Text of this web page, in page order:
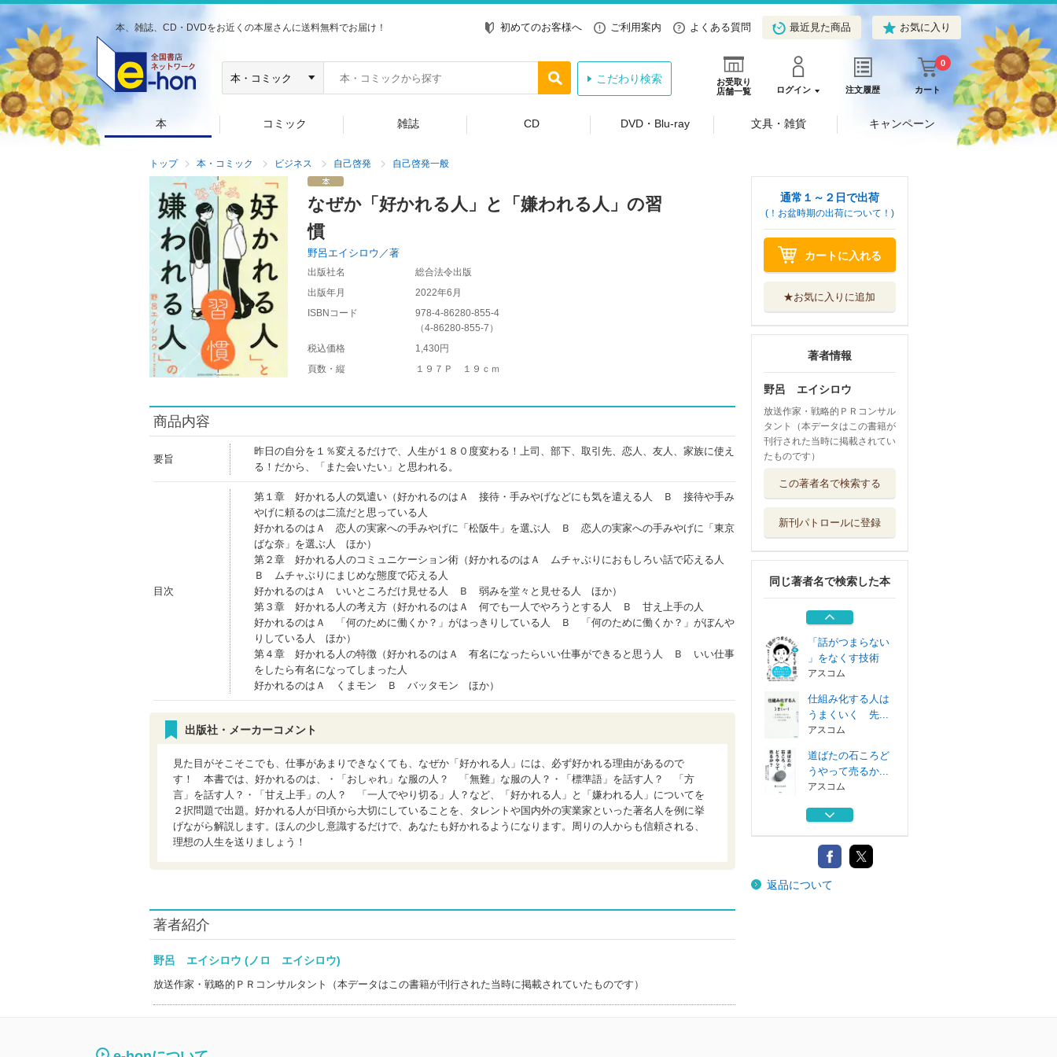
本、雑誌、CD・DVDをお近くの本屋さんに送料無料でお届け！ 初めてのお客様へ ご利用案内 よくある質問 最近見た商品 お気に入り
お受取り
店舗一覧
ログイン 注文履歴 カート
0
こだわり検索
本 コミック 雑誌 CD DVD・Blu-ray 文具・雑貨 キャンペーン
トップ 本・コミック ビジネス 自己啓発 自己啓発一般
なぜか「好かれる人」と「嫌われる人」の習
慣
野呂エイシロウ／著
出版社名
総合法令出版
出版年月
2022年6月
ISBNコード
978-4-86280-855-4
（4-86280-855-7 ）
税込価格
1,430円
頁数・縦
１９７Ｐ １９ｃｍ
商品内容
要旨
昨日の自分を１％変えるだけで、人生が１８０度変わる！上司、部下、取引先、恋人、友人、家族に使え
る！だから、「また会いたい」と思われる。
目次
第１章 好かれる人の気遣い（好かれるのはＡ 接待・手みやげなどにも気を遣える人 Ｂ 接待や手み
やげに頼るのは二流だと思っている人
好かれるのはＡ 恋人の実家への手みやげに「松阪牛」を選ぶ人 Ｂ 恋人の実家への手みやげに「東京
ばな奈」を選ぶ人 ほか）
第２章 好かれる人のコミュニケーション術（好かれるのはＡ ムチャぶりにおもしろい話で応える人
Ｂ ムチャぶりにまじめな態度で応える人
好かれるのはＡ いいところだけ見せる人 Ｂ 弱みを堂々と見せる人 ほか）
第３章 好かれる人の考え方（好かれるのはＡ 何でも一人でやろうとする人 Ｂ 甘え上手の人
好かれるのはＡ 「何のために働くか？」がはっきりしている人 Ｂ 「何のために働くか？」がぼんや
りしている人 ほか）
第４章 好かれる人の特徴（好かれるのはＡ 有名になったらいい仕事ができると思う人 Ｂ いい仕事
をしたら有名になってしまった人
好かれるのはＡ くまモン Ｂ バッタモン ほか）
出版社・メーカーコメント
見た目がそこそこでも、仕事があまりできなくても、なぜか「好かれる人」には、必ず好かれる理由があるので
す！ 本書では、好かれるのは、・「おしゃれ」な服の人？ 「無難」な服の人？・「標準語」を話す人？ 「方
言」を話す人？・「甘え上手」の人？ 「一人でやり切る」人？など、「好かれる人」と「嫌われる人」についてを
２択問題で出題。好かれる人が日頃から大切にしていることを、タレントや国内外の実業家といった著名人を例に挙
げながら解説します。ほんの少し意識するだけで、あなたも好かれるようになります。周りの人からも信頼される、
理想の人生を送りましょう！
著者紹介
野呂 エイシロウ (ノロ エイシロウ)
放送作家・戦略的ＰＲコンサルタント（本データはこの書籍が刊行された当時に掲載されていたものです）
通常１～２日で出荷
(！お盆時期の出荷について！)
カートに入れる
★お気に入りに追加
著者情報
野呂 エイシロウ
放送作家・戦略的ＰＲコンサル
タント（本データはこの書籍が
刊行された当時に掲載されてい
たものです）
この著者名で検索する
新刊パトロールに登録
同じ著者名で検索した本
うやって売るか...
副業は、自己ＰＲ
プレジデント社
先延ばしと挫折を
なくす計画術無...
アスコム
「話がつまらない
」をなくす技術
アスコム
仕組み化する人は
うまくいく 先...
アスコム
道ばたの石ころど
うやって売るか...
アスコム
副業は、自己ＰＲ
プレジデント社
先延ばしと挫折を
なくす計画術無...
返品について